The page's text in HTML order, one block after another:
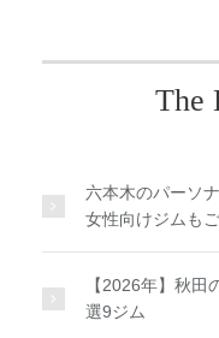
The
六本木のパーソ
女性向けジムも
【2026年】秋
選9ジム